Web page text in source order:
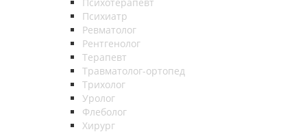
Психиатр
Ревматолог
Рентгенолог
Терапевт
Травматолог-ортопед
Трихолог
Уролог
Флеболог
Хирург